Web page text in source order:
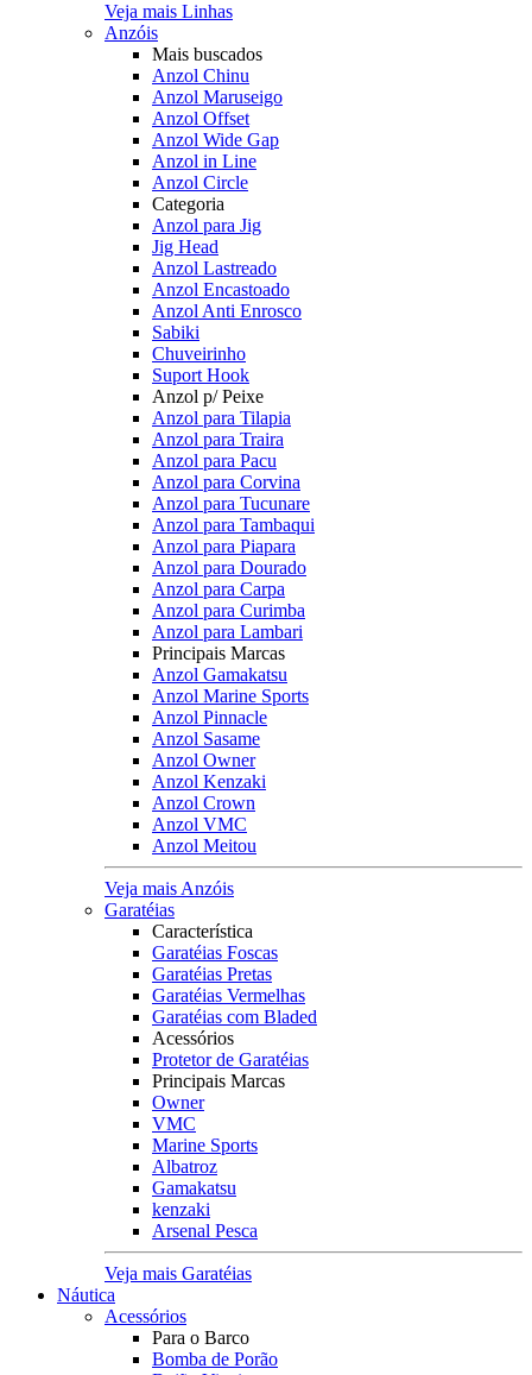
Veja mais Linhas
Anzóis
Mais buscados
Anzol Chinu
Anzol Maruseigo
Anzol Offset
Anzol Wide Gap
Anzol in Line
Anzol Circle
Categoria
Anzol para Jig
Jig Head
Anzol Lastreado
Anzol Encastoado
Anzol Anti Enrosco
Sabiki
Chuveirinho
Suport Hook
Anzol p/ Peixe
Anzol para Tilapia
Anzol para Traira
Anzol para Pacu
Anzol para Corvina
Anzol para Tucunare
Anzol para Tambaqui
Anzol para Piapara
Anzol para Dourado
Anzol para Carpa
Anzol para Curimba
Anzol para Lambari
Principais Marcas
Anzol Gamakatsu
Anzol Marine Sports
Anzol Pinnacle
Anzol Sasame
Anzol Owner
Anzol Kenzaki
Anzol Crown
Anzol VMC
Anzol Meitou
Veja mais Anzóis
Garatéias
Característica
Garatéias Foscas
Garatéias Pretas
Garatéias Vermelhas
Garatéias com Bladed
Acessórios
Protetor de Garatéias
Principais Marcas
Owner
VMC
Marine Sports
Albatroz
Gamakatsu
kenzaki
Arsenal Pesca
Veja mais Garatéias
Náutica
Acessórios
Para o Barco
Bomba de Porão